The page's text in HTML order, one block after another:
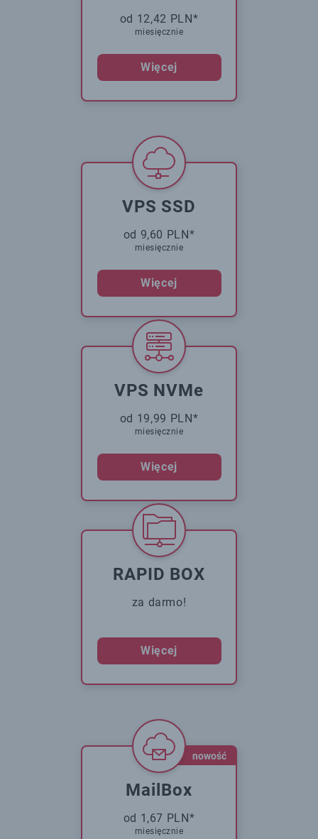
od 12,42 PLN*
miesięcznie
Więcej
VPS SSD
od 9,60 PLN*
miesięcznie
Więcej
VPS NVMe
od 19,99 PLN*
miesięcznie
Więcej
RAPID BOX
za darmo!
Więcej
nowość
MailBox
od 1,67 PLN*
miesięcznie